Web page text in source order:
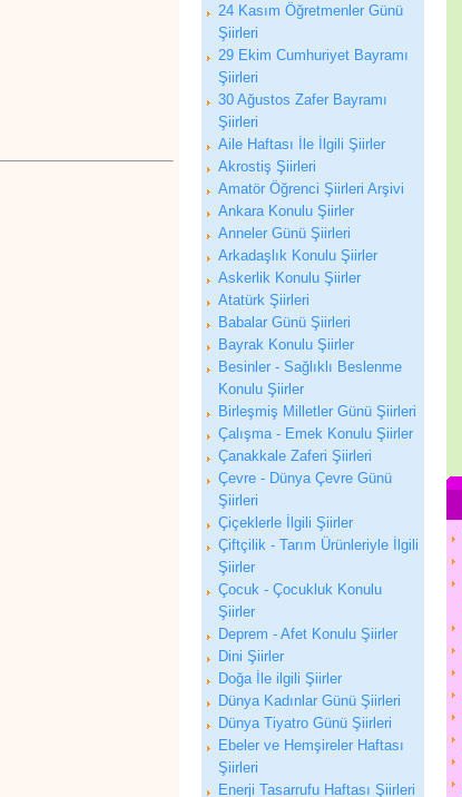
24 Kasım Öğretmenler Günü
Şiirleri
29 Ekim Cumhuriyet Bayramı
Şiirleri
30 Ağustos Zafer Bayramı
Şiirleri
Aile Haftası İle İlgili Şiirler
Akrostiş Şiirleri
Amatör Öğrenci Şiirleri Arşivi
Ankara Konulu Şiirler
Anneler Günü Şiirleri
Arkadaşlık Konulu Şiirler
Askerlik Konulu Şiirler
Atatürk Şiirleri
Babalar Günü Şiirleri
Bayrak Konulu Şiirler
Besinler - Sağlıklı Beslenme
Konulu Şiirler
Birleşmiş Milletler Günü Şiirleri
Çalışma - Emek Konulu Şiirler
Çanakkale Zaferi Şiirleri
Çevre - Dünya Çevre Günü
Şiirleri
Çiçeklerle İlgili Şiirler
Çiftçilik - Tarım Ürünleriyle İlgili
Şiirler
Çocuk - Çocukluk Konulu
Şiirler
Deprem - Afet Konulu Şiirler
Dini Şiirler
Doğa İle ilgili Şiirler
Dünya Kadınlar Günü Şiirleri
Dünya Tiyatro Günü Şiirleri
Ebeler ve Hemşireler Haftası
Şiirleri
Enerji Tasarrufu Haftası Şiirleri